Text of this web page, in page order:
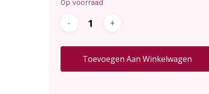
Op voorraad
Toevoegen Aan Winkelwagen